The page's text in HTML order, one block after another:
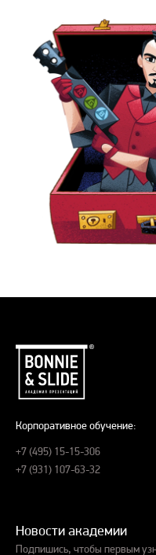
Корпоративное обучение:
+7 (495) 15-15-306
+7 (931) 107-63-32
Новости академии
Подпишись, чтобы первым